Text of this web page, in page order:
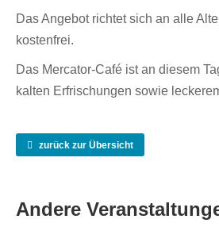
Das Angebot richtet sich an alle
kostenfrei.
Das Mercator-Café ist an diesem
kalten Erfrischungen sowie
zurück zur Übersicht
Andere